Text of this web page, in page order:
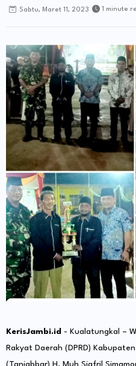
Sabtu, Maret 11, 2023 1 minute
KerisJambi.id - Kualatungkal –
Rakyat Daerah (DPRD)
(Tanjabbar) H, Muh Sjafril